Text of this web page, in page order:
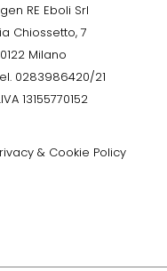
RE Eboli Srl
Chiossetto, 7
Milano
0283986420/21
13155770152
& Cookie Policy